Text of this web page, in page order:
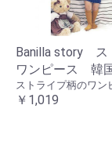
Banilla story ス
ワンピース 韓
ストライプ柄のワン
￥1,019